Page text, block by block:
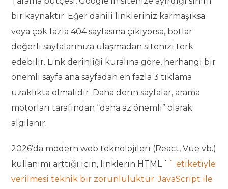
bir kaynaktır. Eğer dahili linkleriniz karmaşıksa
veya çok fazla 404 sayfasına çıkıyorsa, botlar
değerli sayfalarınıza ulaşmadan sitenizi terk
edebilir. Link derinliği kuralına göre, herhangi bir
önemli sayfa ana sayfadan en fazla 3 tıklama
uzaklıkta olmalıdır. Daha derin sayfalar, arama
motorları tarafından “daha az önemli” olarak
algılanır.
2026’da modern web teknolojileri (React, Vue vb.)
kullanımı arttığı için, linklerin HTML ` ` etiketiyle
verilmesi teknik bir zorunluluktur. JavaScript ile